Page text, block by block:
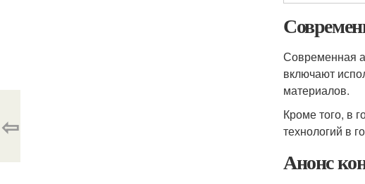
Современная
включают
материалов.
Кроме того, в
технологий в
Анонс
⇦